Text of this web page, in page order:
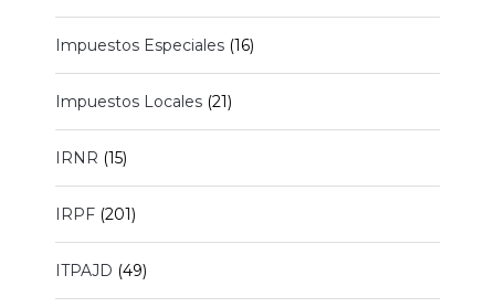
Impuestos Especiales (16)
Impuestos Locales (21)
IRNR (15)
IRPF (201)
ITPAJD (49)